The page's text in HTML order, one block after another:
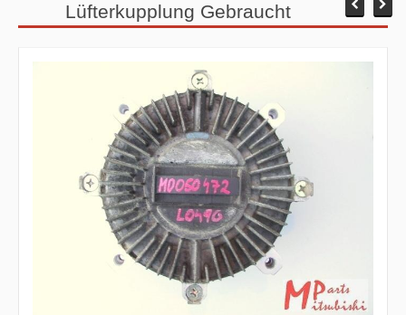
Lüfterkupplung Gebraucht